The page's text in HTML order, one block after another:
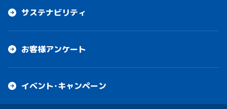
サステナビリティ
お客様アンケート
イベント・キャンペーン